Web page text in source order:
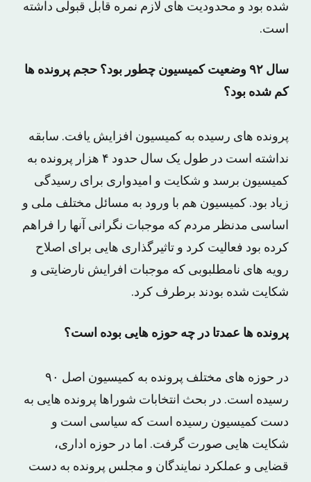
شده بود و محدودیت های لازم نمره قابل قبولی داشته
است.
سال ۹۲ وضعیت کمیسیون چطور بود؟ حجم پرونده ها
کم شده بود؟
پرونده های رسیده به کمیسیون افزایش یافت. سابقه
نداشته است در طول یک سال حدود ۴ هزار پرونده به
کمیسیون برسد و شکایت و امیدواری برای رسیدگی
زیاد بود. کمیسیون هم با ورود به مسائل مختلف ملی و
اساسی مدنظر مردم که موجبات نگرانی آنها را فراهم
کرده بود فعالیت کرد و تاثیرگذاری هایی برای اصلاح
رویه های نامطلبوبی که موجبات افرایش نارضایتی و
شکایت شده بودند برطرف کرد.
پرونده ها عمدتا در چه حوزه هایی بوده است؟
در حوزه های مختلف پرونده به کمیسیون اصل ۹۰
رسیده است. در بحث انتخابات شوراها پرونده هایی به
دست کمیسیون رسیده است که سیاسی است و
شکایت هایی صورت گرفت. اما در حوزه اداری،
قضایی و عملکرد نمایندگان و مجلس پرونده به دست